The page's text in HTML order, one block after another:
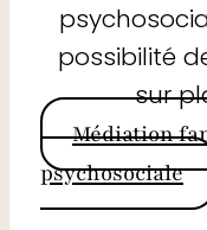
possibilité
sur
Médiation
psychosociale